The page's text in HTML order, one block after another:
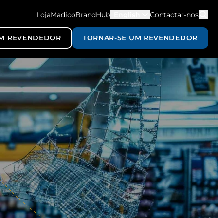
LojaMadicoBrandHub Contactar-nos
REVENDEDOR TORNAR-SE UM REVENDEDOR